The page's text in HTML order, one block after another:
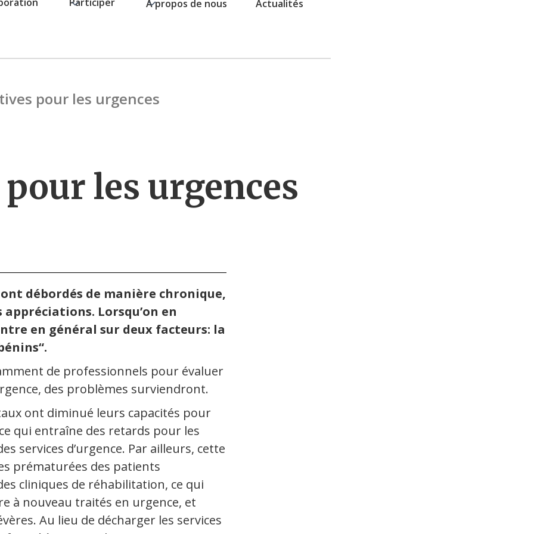
À propos de nous Actualités
pour les urgences
les urgences
débordés de manière chronique,
Lorsqu’on en
en général sur deux facteurs: la
de professionnels pour évaluer
des problèmes surviendront.
ont diminué leurs capacités pour
qui entraîne des retards pour les
services d’urgence. Par ailleurs, cette
prématurées des patients
cliniques de réhabilitation, ce qui
à nouveau traités en urgence, et
Au lieu de décharger les services